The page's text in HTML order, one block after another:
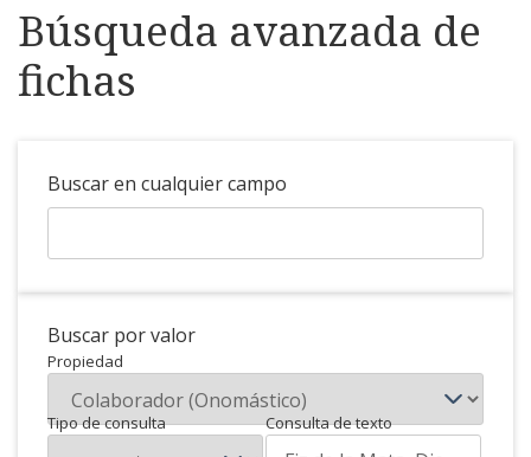
Búsqueda avanzada de
fichas
Buscar en cualquier campo
Buscar por valor
Propiedad
Tipo de consulta Consulta de texto